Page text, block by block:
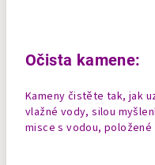
Očista kamene:
Kameny čistěte tak, jak
vlažné vody, silou
misce s vodou, položené